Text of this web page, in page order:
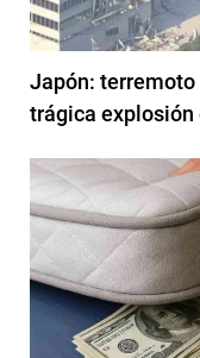
Japón:
trágica explosión